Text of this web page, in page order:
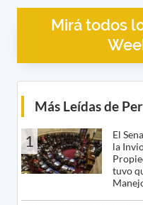
Mirá todos
Más Leídas de
1
El
la
tuvo